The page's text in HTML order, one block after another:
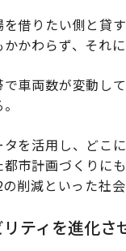
借りたい側と貸
かわらず、それ
車両数が変動し
タを活用し、どこ
都市計画づくりに
削減といった社
ティを進化さ